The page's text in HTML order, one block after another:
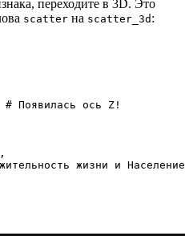
переходите в 3D. Это
scatter на scatter_3d :
Появилась ось Z!
жизни и